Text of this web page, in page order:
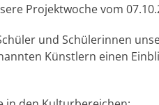
Projektwoche vom
und Schülerinnen
Künstlern einen